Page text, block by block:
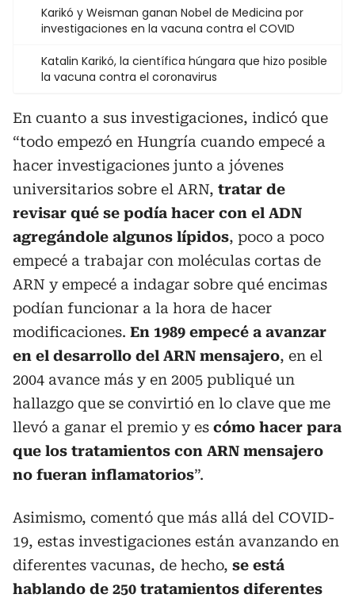
Karikó y Weisman ganan Nobel de Medicina por
investigaciones en la vacuna contra el COVID
Katalin Karikó, la científica húngara que hizo posible
la vacuna contra el coronavirus
En cuanto a sus investigaciones, indicó que
“todo empezó en Hungría cuando empecé a
hacer investigaciones junto a jóvenes
universitarios sobre el ARN, tratar de
revisar qué se podía hacer con el ADN
agregándole algunos lípidos, poco a poco
empecé a trabajar con moléculas cortas de
ARN y empecé a indagar sobre qué encimas
podían funcionar a la hora de hacer
modificaciones. En 1989 empecé a avanzar
en el desarrollo del ARN mensajero, en el
2004 avance más y en 2005 publiqué un
hallazgo que se convirtió en lo clave que me
llevó a ganar el premio y es cómo hacer para
que los tratamientos con ARN mensajero
no fueran inflamatorios”.
Asimismo, comentó que más allá del COVID-
19, estas investigaciones están avanzando en
diferentes vacunas, de hecho, se está
hablando de 250 tratamientos diferentes